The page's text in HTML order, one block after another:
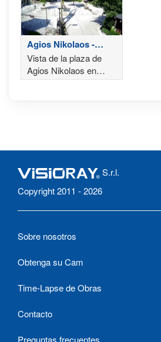
Agios Nikolaos -
Evritania
Vista de la plaza de
Agios Nikolaos en
Evrytania, Laspi
S.r.l.
Copyright 2011 - 2026
Sobre nosotros
Obtenga su Cam
Time-Lapse de Obras
Contacto
Preguntas frecuentes